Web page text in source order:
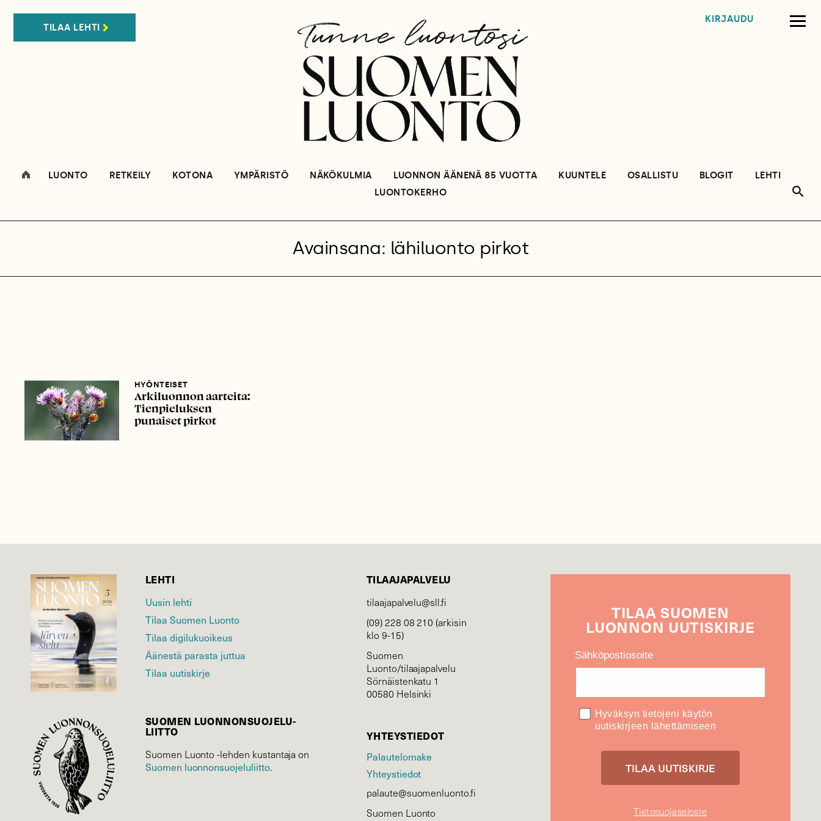
TILAA LEHTI
KIRJAUDU
LUONTO RETKEILY KOTONA YMPÄRISTÖ NÄKÖKULMIA LUONNON ÄÄNENÄ 85 VUOTTA KUUNTELE OSALLISTU BLOGIT
LEHTI
LUONTOKERHO
Avainsana: lähiluonto pirkot
HYÖNTEISET
Arkiluonnon aarteita:
Tienpieluksen
punaiset pirkot
LEHTI
Uusin lehti
Tilaa Suomen Luonto
Tilaa digilukuoikeus
Äänestä parasta juttua
Tilaa uutiskirje
SUOMEN LUONNON­SUOJELU­
LIITTO
Suomen Luonto -lehden kustantaja on
Suomen luonnonsuojelu­liitto.
TILAAJAPALVELU
tilaajapalvelu@sll.fi
(09) 228 08 210 (arkisin
klo 9-15)
Suomen
Luonto/tilaajapalvelu
Sörnäistenkatu 1
00580 Helsinki
YHTEYSTIEDOT
Palautelomake
Yhteystiedot
palaute@suomenluonto.fi
Suomen Luonto
TILAASUOMEN
LUONNON UUTIS­KIRJE
Sähköpostiosoite
Hyväksyn tietojeni käytön
uutiskirjeen lähettämiseen
Tietosuojaseloste